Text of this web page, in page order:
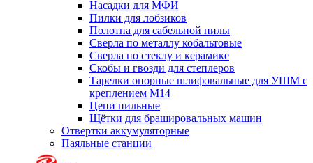
Насадки для МФИ
Пилки для лобзиков
Полотна для сабельной пилы
Сверла по металлу кобальтовые
Сверла по стеклу и керамике
Скобы и гвозди для степлеров
Тарелки опорные шлифовальные для УШМ с
креплением М14
Цепи пильные
Щётки для брашировальных машин
Отвертки аккумуляторные
Паяльные станции